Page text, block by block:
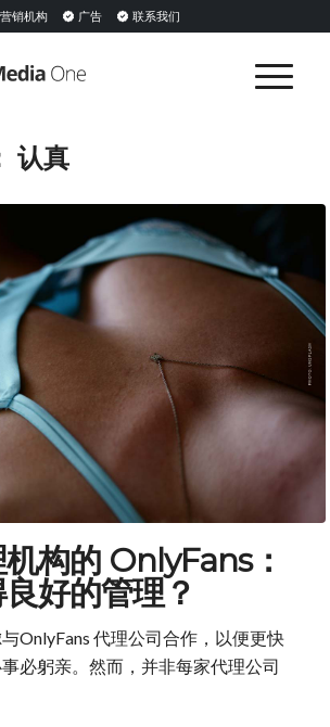
营销机构 广告 联系我们
认真
构的 OnlyFans：
好的管理？
OnlyFans 代理公司合作，以便更快
必躬亲。然而，并非每家代理公司